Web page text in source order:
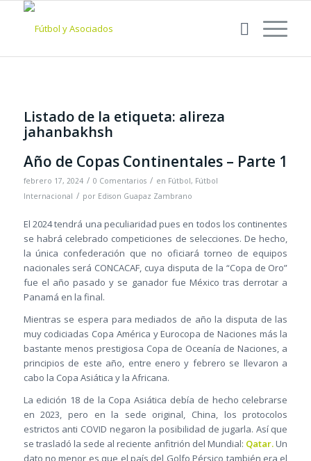
Listado de la etiqueta: alireza
jahanbakhsh
Año de Copas Continentales – Parte 1
febrero 17, 2024 / 0 Comentarios / en Fútbol, Fútbol
Internacional / por Edison Guapaz Zambrano
El 2024 tendrá una peculiaridad pues en todos los continentes
se habrá celebrado competiciones de selecciones. De hecho,
la única confederación que no oficiará torneo de equipos
nacionales será CONCACAF, cuya disputa de la “Copa de Oro”
fue el año pasado y se ganador fue México tras derrotar a
Panamá en la final.
Mientras se espera para mediados de año la disputa de las
muy codiciadas Copa América y Eurocopa de Naciones más la
bastante menos prestigiosa Copa de Oceanía de Naciones, a
principios de este año, entre enero y febrero se llevaron a
cabo la Copa Asiática y la Africana.
La edición 18 de la Copa Asiática debía de hecho celebrarse
en 2023, pero en la sede original, China, los protocolos
estrictos anti COVID negaron la posibilidad de jugarla. Así que
se trasladó la sede al reciente anfitrión del Mundial: Qatar.Un
dato no menor es que el país del Golfo Pérsico también era el